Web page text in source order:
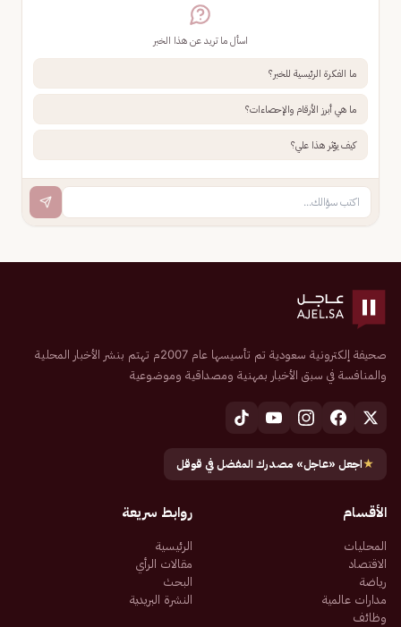
اسأل ما تريد عن هذا الخبر
ما الفكرة الرئيسية للخبر؟
ما هي أبرز الأرقام والإحصاءات؟
كيف يؤثر هذا علي؟
صحيفة إلكترونية سعودية تم تأسيسها عام 2007م تهتم بنشر الأخبار المحلية
والمنافسة في سبق الأخبار بمهنية ومصداقية وموضوعية
★اجعل «عاجل» مصدرك المفضل في قوقل
الأقسام
المحليات
الاقتصاد
رياضة
مدارات عالمية
وظائف
روابط سريعة
الرئيسية
مقالات الرأي
البحث
النشرة البريدية